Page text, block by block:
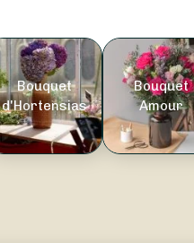
Bouquet
d'Hortensias
Bouquet
Amour